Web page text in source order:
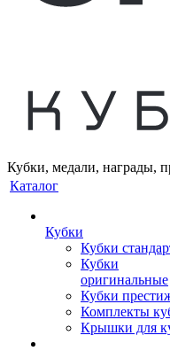
Кубки, медали, награды,
Каталог
Кубки
Кубки
Кубки
оригинальные
Кубки
Комплекты
Крышки для